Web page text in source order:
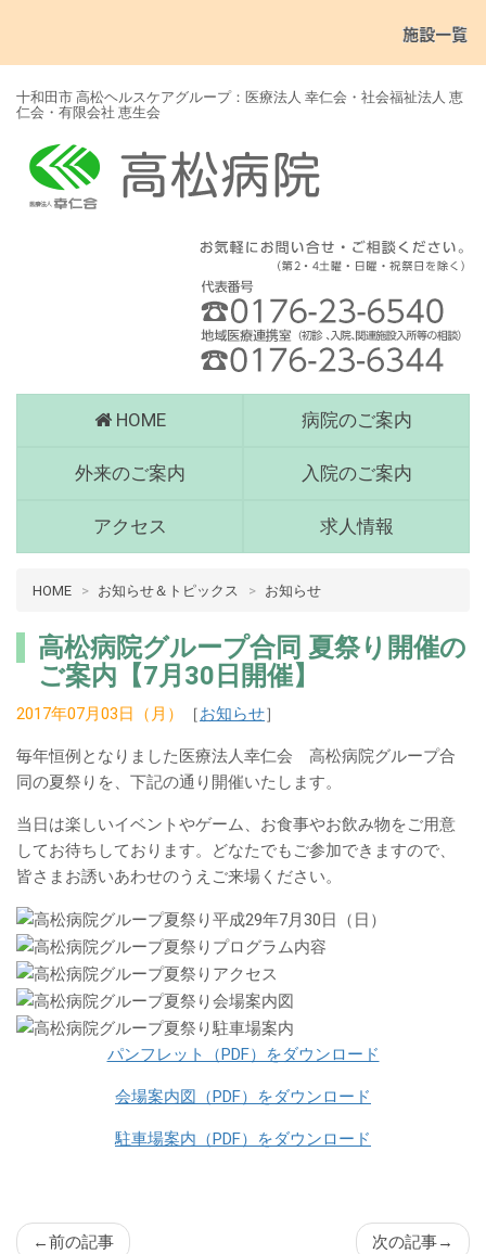
十和田市 高松ヘルスケアグループ：医療法人 幸仁会・社会福祉法人 恵
仁会・有限会社 恵生会
県
和
市)
メ
ュ
HOME 病院のご案内
外来のご案内 入院のご案内
アクセス 求人情報
病
介
護
和
田
市
メ
イ
ン
コ
ン
テ
ン
ツ
HOME お知らせ＆トピックス お知らせ
高松病院グループ合同 夏祭り開催の
ご案内【7月30日開催】
2017年07月03日（月） ［お知らせ］
毎年恒例となりました医療法人幸仁会 高松病院グループ合
同の夏祭りを、下記の通り開催いたします。
当日は楽しいイベントやゲーム、お食事やお飲み物をご用意
してお待ちしております。どなたでもご参加できますので、
皆さまお誘いあわせのうえご来場ください。
パンフレット（PDF）をダウンロード
会場案内図（PDF）をダウンロード
駐車場案内（PDF）をダウンロード
←前の記事 次の記事→